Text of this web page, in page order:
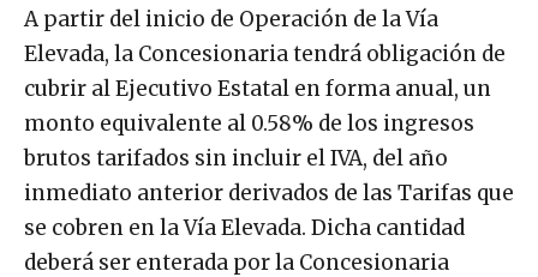
A partir del inicio de Operación de la Vía
Elevada, la Concesionaria tendrá obligación de
cubrir al Ejecutivo Estatal en forma anual, un
monto equivalente al 0.58% de los ingresos
brutos tarifados sin incluir el IVA, del año
inmediato anterior derivados de las Tarifas que
se cobren en la Vía Elevada. Dicha cantidad
deberá ser enterada por la Concesionaria